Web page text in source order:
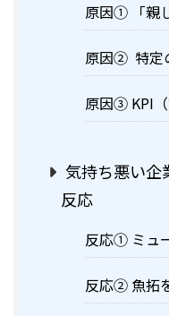
原因① 「親
原因② 特定
原因③ KPI
気持ち悪い企
反応
反応① ミュ
反応② 魚拓